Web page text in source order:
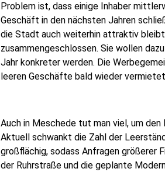
Problem ist, dass einige Inhaber
Geschäft in den nächsten Jahren
die Stadt auch weiterhin attraktiv
zusammengeschlossen. Sie wollen
Jahr konkreter werden. Die
leeren Geschäfte bald wieder
Auch in Meschede tut man viel, um
Aktuell schwankt die Zahl der
großflächig, sodass Anfragen größerer
der Ruhrstraße und die geplante